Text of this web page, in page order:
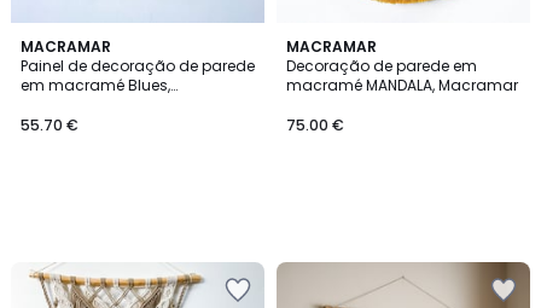
MACRAMAR
Painel de decoração de parede
em macramé Blues,
55.70 €
MACRAMAR
Decoração de parede em
macramé MANDALA, Macramar
75.00 €